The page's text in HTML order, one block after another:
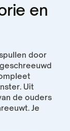
en
door
Uit
de ouders
Je